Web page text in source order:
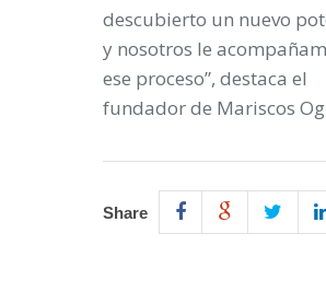
descubierto un nuevo
y nosotros le
ese proceso”, destaca el
fundador de Mariscos
Share